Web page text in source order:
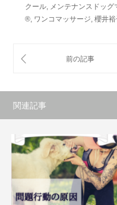
クール, メンテナンスドッグ
®, ワンコマッサージ, 櫻井
関連記事